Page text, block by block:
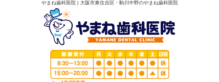
やまね歯科医院 | 大阪市東住吉区・駒川中野のやまね歯科医院